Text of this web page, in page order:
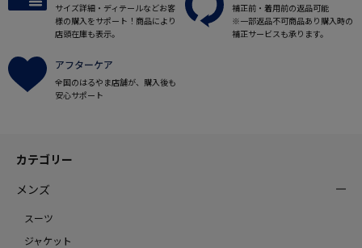
サイズ詳細・ディテールなどお客
様の購入をサポート！商品により
店頭在庫も表示。
補正前・着用前の返品可能
※一部返品不可商品あり購入時の
補正サービスも承ります。
アフターケア
全国のはるやま店舗が、購入後も
安心サポート
カテゴリー
メンズ
スーツ
ジャケット